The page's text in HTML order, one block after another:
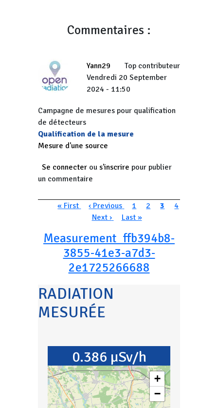
Commentaires :
Yann29
Top contributeur
Vendredi 20 September
2024 - 11:50
Campagne de mesures pour qualification
de détecteurs
Qualification de la mesure
Mesure d'une source
Se connecter ou s'inscrire pour publier
un commentaire
Pagination
Première page
« First Page précédente
‹ Previous Page
1 Page
2 Page courante
3 Page
4
Page suivante
Next › Dernière page
Last »
Measurement_ffb394b8-
3855-41e3-a7d3-
2e1725266688
RADIATION
MESURÉE
0.386 µSv/h
+
−